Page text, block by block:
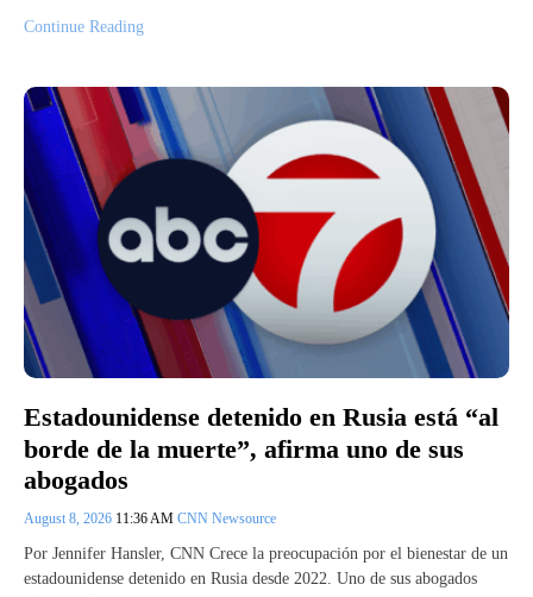
Continue Reading
Estadounidense detenido en Rusia está “al
borde de la muerte”, afirma uno de sus
abogados
August 8, 2026 11:36 AM CNN Newsource
Por Jennifer Hansler, CNN Crece la preocupación por el bienestar de un
estadounidense detenido en Rusia desde 2022. Uno de sus abogados